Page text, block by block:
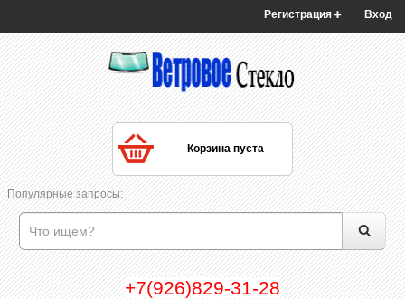
Вход
Регистрация
Корзина пуста
Популярные запросы:
+7(926)829-31-28